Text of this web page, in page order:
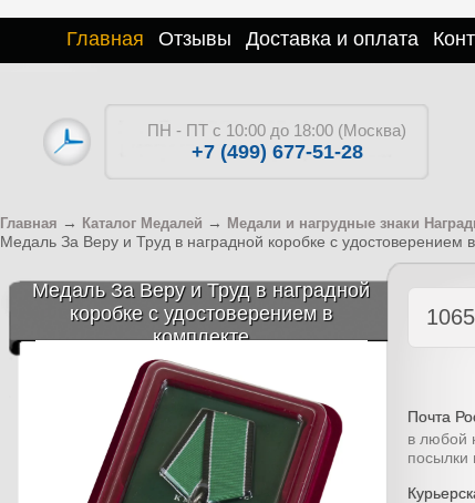
Главная Отзывы Доставка и оплата
ПН - ПТ с 10:00 до 18:00 (Москва)
+7 (499) 677-51-28
Главная → Каталог Медалей → Медали и нагрудные знаки
Медаль За Веру и Труд в наградной коробке с удостоверением
Медаль За Веру и Труд в наградной
коробке с удостоверением в
комплекте
1065
Почта
в любой
посылки